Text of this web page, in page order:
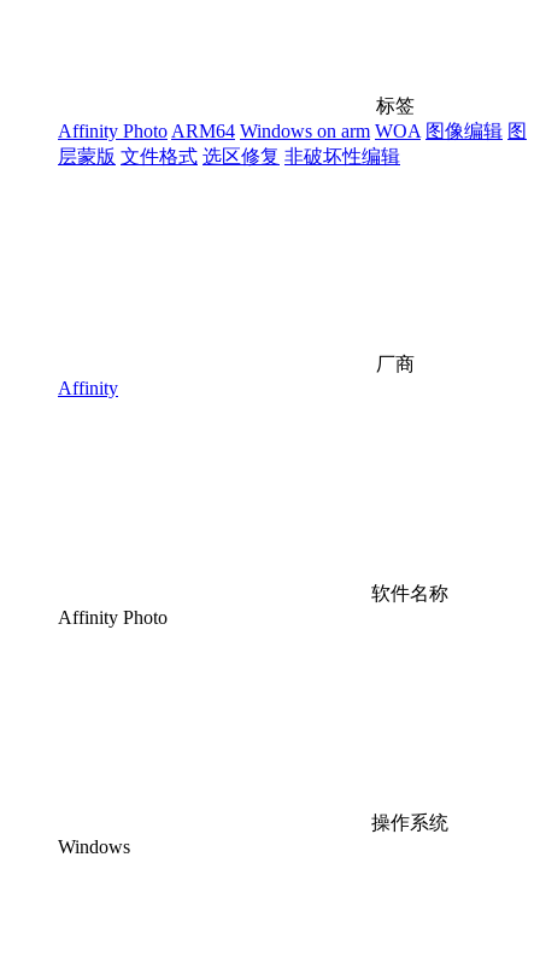
标签
Affinity Photo ARM64 Windows on arm WOA 图像编辑 图
层蒙版 文件格式 选区修复 非破坏性编辑
厂商
Affinity
软件名称
Affinity Photo
操作系统
Windows